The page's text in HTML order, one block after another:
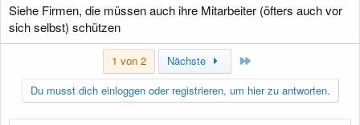
Siehe Firmen, die müssen auch ihre Mitarbeiter (öfters auch vor
sich selbst) schützen
1 von 2 Nächste
Du musst dich einloggen oder registrieren, um hier zu antworten.